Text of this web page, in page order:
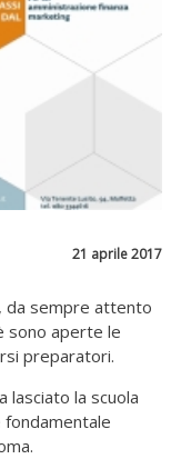
21 aprile 2017
da sempre attento
sono aperte le
preparatori.
lasciato la scuola